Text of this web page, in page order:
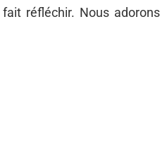
réfléchir. Nous adorons